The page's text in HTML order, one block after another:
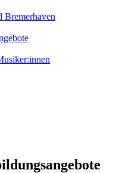
Bremerhaven